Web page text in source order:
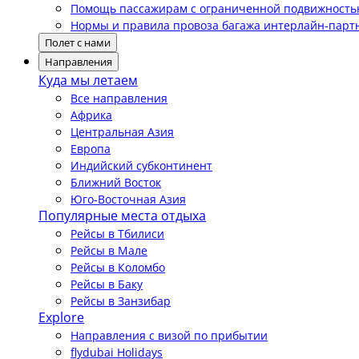
Помощь пассажирам с ограниченной
Нормы и правила провоза багажа интерлайн-
Полет с нами
Направления
Куда мы летаем
Все направления
Африка
Центральная Азия
Европа
Индийский субконтинент
Ближний Восток
Юго-Восточная Азия
Популярные места отдыха
Рейсы в Тбилиси
Рейсы в Мале
Рейсы в Коломбо
Рейсы в Баку
Рейсы в Занзибар
Explore
Направления с визой по прибытии
flydubai Holidays